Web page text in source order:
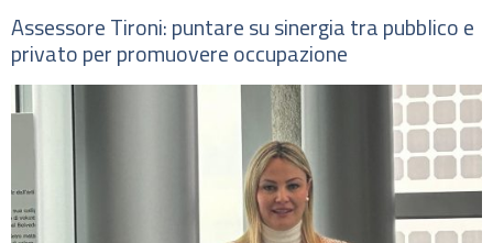
Assessore Tironi: puntare su sinergia tra pubblico e
privato per promuovere occupazione